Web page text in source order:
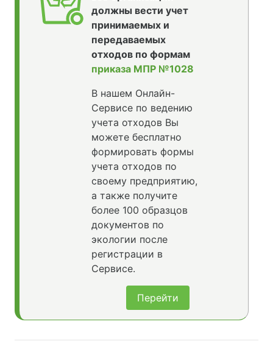
должны вести учет
принимаемых и
передаваемых
отходов по формам
приказа МПР №1028
В нашем Онлайн-
Сервисе по ведению
учета отходов Вы
можете бесплатно
формировать формы
учета отходов по
своему предприятию,
а также получите
более 100 образцов
документов по
экологии после
регистрации в
Сервисе.
Перейти